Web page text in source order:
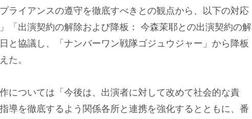
ライアンスの遵守を徹底すべきとの観点から、以下の対応
「出演契約の解除および降板： 今森茉耶との出演契約の解
と協議し、「ナンバーワン戦隊ゴジュウジャー」から降板
た。
については「今後は、出演者に対して改めて社会的な責
導を徹底するよう関係各所と連携を強化するとともに、番